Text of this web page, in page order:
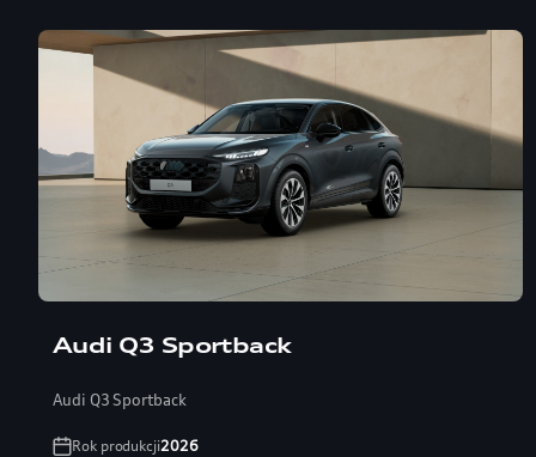
Audi Q3 Sportback
Audi Q3 Sportback
Rok produkcji2026